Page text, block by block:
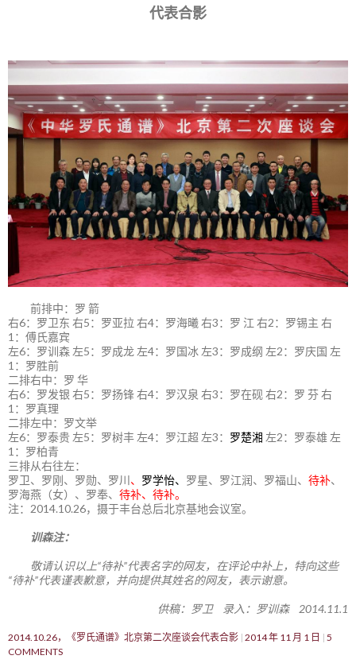
代表合影
前排中：罗 箭
右6：罗卫东 右5：罗亚拉 右4：罗海曦 右3：罗 江 右2：罗锡主 右
1：傅氏嘉宾
左6：罗训森 左5：罗成龙 左4：罗国冰 左3：罗成纲 左2：罗庆国 左
1：罗胜前
二排右中：罗 华
右6：罗发银 右5：罗扬锋 右4：罗汉泉 右3：罗在砚 右2：罗 芬 右
1：罗真理
二排左中：罗文举
左6：罗泰贵 左5：罗树丰 左4：罗江超 左3： 罗楚湘 左2：罗泰雄 左
1：罗柏青
三排从右往左：
罗卫、罗刚、罗勋、罗川 、 罗学怡、 罗星、罗江润、罗福山、 待补、
罗海燕（女）、罗奉、 待补、待补。
注：2014.10.26，摄于丰台总后北京基地会议室。
训森注：
敬请认识以上“待补”代表名字的网友，在评论中补上，特向这些
“待补”代表谨表歉意，并向提供其姓名的网友，表示谢意。
供稿：罗卫 录入：罗训森 2014.11.1
2014.10.26，《罗氏通谱》北京第二次座谈会代表合影 2014 年 11 月 1 日
5
COMMENTS